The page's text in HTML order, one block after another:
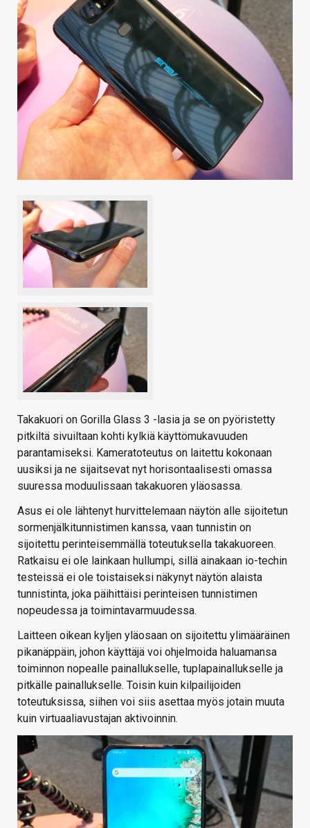
Takakuori on Gorilla Glass 3 -lasia ja se on pyöristetty
pitkiltä sivuiltaan kohti kylkiä käyttömukavuuden
parantamiseksi. Kameratoteutus on laitettu kokonaan
uusiksi ja ne sijaitsevat nyt horisontaalisesti omassa
suuressa moduulissaan takakuoren yläosassa.
Asus ei ole lähtenyt hurvittelemaan näytön alle sijoitetun
sormenjälkitunnistimen kanssa, vaan tunnistin on
sijoitettu perinteisemmällä toteutuksella takakuoreen.
Ratkaisu ei ole lainkaan hullumpi, sillä ainakaan io-techin
testeissä ei ole toistaiseksi näkynyt näytön alaista
tunnistinta, joka päihittäisi perinteisen tunnistimen
nopeudessa ja toimintavarmuudessa.
Laitteen oikean kyljen yläosaan on sijoitettu ylimääräinen
pikanäppäin, johon käyttäjä voi ohjelmoida haluamansa
toiminnon nopealle painallukselle, tuplapainallukselle ja
pitkälle painallukselle. Toisin kuin kilpailijoiden
toteutuksissa, siihen voi siis asettaa myös jotain muuta
kuin virtuaaliavustajan aktivoinnin.